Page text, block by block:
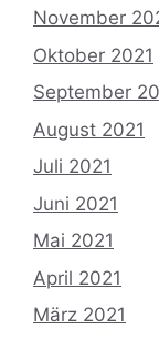
November
Oktober 2021
September
August 2021
Juli 2021
Juni 2021
Mai 2021
April 2021
März 2021